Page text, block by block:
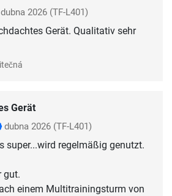
dubna 2026 (TF-L401)
Gerät. Qualitativ sehr
Gerät
dubna 2026 (TF-L401)
super...wird regelmäßig genutzt.
gut.
einem Multitrainingsturm von